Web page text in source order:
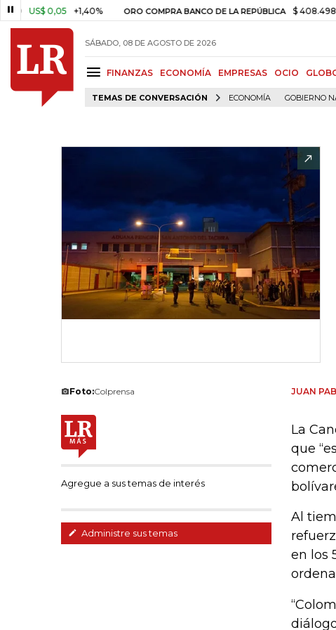
0,05 +1,40% ORO COMPRA BANCO DE LA REPÚBLICA $ 408.498,97
SÁBADO, 08 DE AGOSTO DE 2026
FINANZAS ECONOMÍA EMPRESAS OCIO
TEMAS DE CONVERSACIÓN ECONOMÍA GOBIERNO
Foto:Colprensa
Agregue a sus temas de interés
Administre sus temas
JUAN
La
que
Al
en los